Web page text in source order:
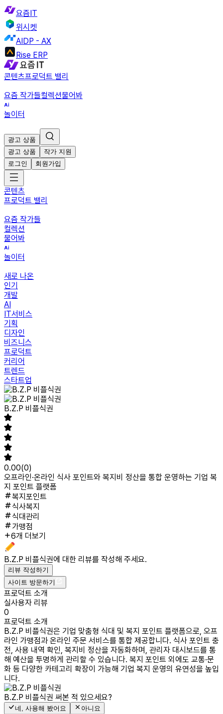
요즘IT
위시켓
AIDP - AX
Rise ERP
콘텐츠프로덕트 밸리
요즘 작가들컬렉션물어봐
놀이터
광고 상품
광고 상품
작가 지원
로그인
회원가입
콘텐츠
프로덕트 밸리
요즘 작가들
컬렉션
물어봐
놀이터
새로 나온
인기
개발
AI
IT서비스
기획
디자인
비즈니스
프로덕트
커리어
트렌드
스타트업
B.Z.P 비플식권
0.00(0)
오프라인·온라인 식사 포인트와 복지비 정산을 통합 운영하는 기업 복
지 포인트 플랫폼
복지포인트
식사복지
식대관리
가맹점
6개 더보기
B.Z.P 비플식권에 대한 리뷰를 작성해 주세요.
리뷰 작성하기
사이트 방문하기
프로덕트 소개
실사용자 리뷰
0
프로덕트 소개
B.Z.P 비플식권은 기업 맞춤형 식대 및 복지 포인트 플랫폼으로, 오프
라인 가맹점과 온라인 주문 서비스를 통합 제공합니다. 식사 포인트 충
전, 사용 내역 확인, 복지비 정산을 자동화하며, 관리자 대시보드를 통
해 예산을 투명하게 관리할 수 있습니다. 복지 포인트 외에도 교통·문
화 등 다양한 카테고리 확장이 가능해 기업 복지 운영의 유연성을 높입
니다.
B.Z.P 비플식권 써본 적 있으세요?
네, 사용해 봤어요 아니요